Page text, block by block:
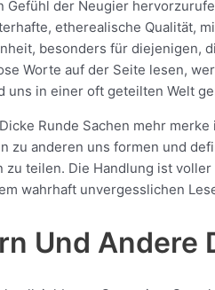
der Neugier
etherealische Qualität,
besonders für diejenigen,
Worte auf der Seite lesen,
in einer oft geteilten Welt
Runde Sachen mehr
anderen uns formen und
teilen. Die Handlung ist
wahrhaft unvergesslichen
Und Andere